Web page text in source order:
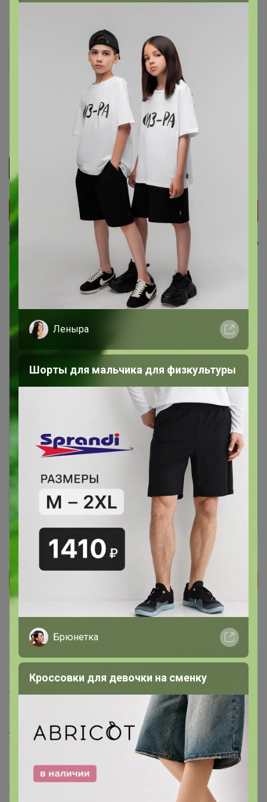
Селена, А когда по ЦР?
Развоз основных ЦР по пятницам. развоз уже идет
Чтобы ответить или задать вопрос
необходимо авторизоваться на сайте
Это займет меньше минуты
Войти Зарегистрироваться
Как здесь все устроено?
Как сделать заказ?
Как получить?
Торговые марки
В наличии
Леныра
Шорты для мальчика для физкультуры
Брюнетка
Кроссовки для девочки на сменку